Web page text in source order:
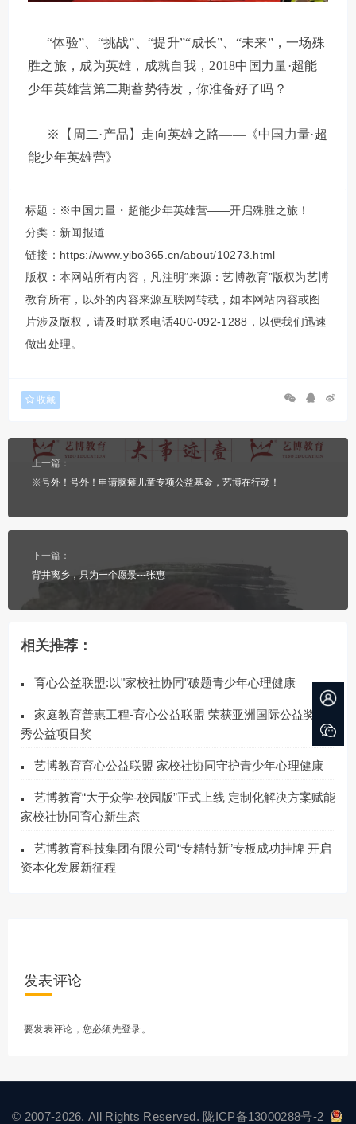
“体验”、“挑战”、“提升”“成长”、“未来”，一场殊
胜之旅，成为英雄，成就自我，2018中国力量·超能
少年英雄营第二期蓄势待发，你准备好了吗？
※【周二·产品】走向英雄之路——《中国力量·超
能少年英雄营》
标题：※中国力量・超能少年英雄营――开启殊胜之旅！
分类： 新闻报道
链接：https://www.yibo365.cn/about/10273.html
版权：本网站所有内容，凡注明“来源：艺博教育”版权为艺博
教育所有，以外的内容来源互联网转载，如本网站内容或图
片涉及版权，请及时联系电话400-092-1288，以便我们迅速
做出处理。
收藏
上一篇：
※号外！号外！申请脑瘫儿童专项公益基金，艺博在行动！
下一篇：
背井离乡，只为一个愿景---张惠
相关推荐：
育心公益联盟:以"家校社协同"破题青少年心理健康
家庭教育普惠工程-育心公益联盟 荣获亚洲国际公益奖·优
秀公益项目奖
艺博教育育心公益联盟 家校社协同守护青少年心理健康
艺博教育“大于众学-校园版”正式上线 定制化解决方案赋能
家校社协同育心新生态
艺博教育科技集团有限公司“专精特新”专板成功挂牌 开启
资本化发展新征程
发表评论
要发表评论，您必须先登录。
© 2007-2026. All Rights Reserved. 陇ICP备13000288号-2